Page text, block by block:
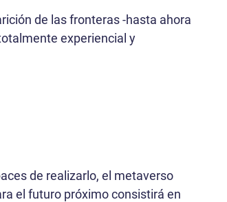
de las fronteras -hasta ahora
experiencial y
de realizarlo, el metaverso
el futuro próximo consistirá en